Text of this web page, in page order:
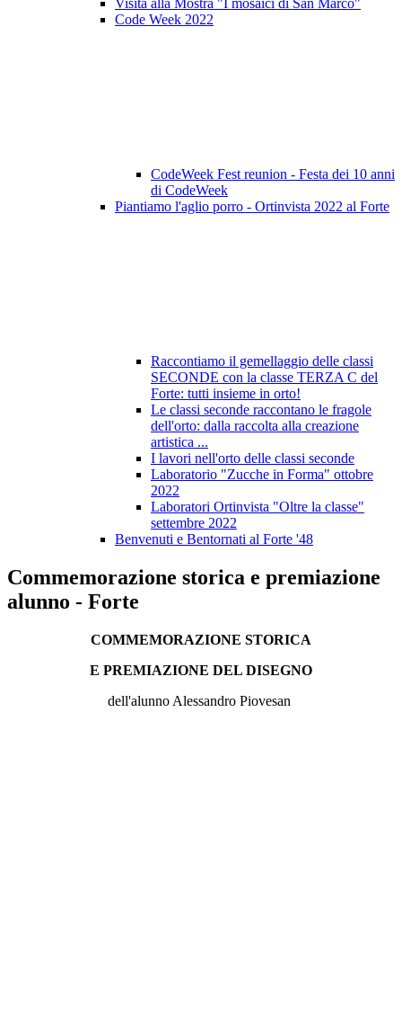
Visita alla Mostra "I mosaici di San Marco"
Code Week 2022
CodeWeek Fest reunion - Festa dei 10 anni
di CodeWeek
Piantiamo l'aglio porro - Ortinvista 2022 al Forte
Raccontiamo il gemellaggio delle classi
SECONDE con la classe TERZA C del
Forte: tutti insieme in orto!
Le classi seconde raccontano le fragole
dell'orto: dalla raccolta alla creazione
artistica ...
I lavori nell'orto delle classi seconde
Laboratorio "Zucche in Forma" ottobre
2022
Laboratori Ortinvista "Oltre la classe"
settembre 2022
Benvenuti e Bentornati al Forte '48
Commemorazione storica e premiazione
alunno - Forte
COMMEMORAZIONE STORICA
E PREMIAZIONE DEL DISEGNO
dell'alunno Alessandro Piovesan